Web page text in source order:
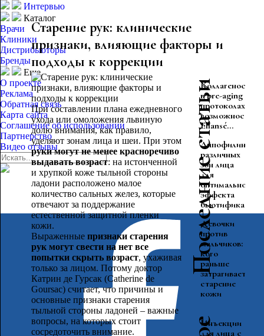
Интервью
Каталог
Врачи
Клиники
Дистрибьюторы
Бренды
Еще
О проекте
Реклама
Обратная связь
Карта сайта
Соглашение об использовании
Партнерство
Видео отзывы
Старение рук: клинические
признаки, влияющие факторы и
подходы к коррекции
При составлении плана ежедневного
ухода или омоложения львиную
долю внимания, как правило,
уделяют зонам лица и шеи. При этом
руки могут не менее красноречиво
выдавать возраст: на истонченной
и хрупкой коже тыльной стороны
ладони расположено малое
количество сальных желез, которые
отвечают за поддержание
естественной защитной пленки
кожи.
Выраженные признаки старения
рук могут свести на нет все
попытки скрыть возраст, ухаживая
только за лицом. Потому доктор
Катрин де Гурсак (Catherine de
Goursac) считает, что причины и
основные признаки старения
тыльной стороны ладоней – важные
вопросы, на которых стоит
сосредоточить внимание.
Последние статьив pre-aging
протоколах:
возможности
Ellansé...
Липофилинг
различных
зон лица
для
оптимального
эффекта
бьютифика...
Девочки
против
мальчиков:
кого
раньше
затрагивает
старение
кожи
Инъекции
для лица с